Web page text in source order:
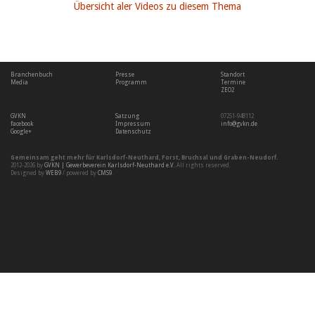
Übersicht aler Videos zu diesem Thema
Branchenbuch
Media
Presse
Programm
Standort
Termine
ZEO2
GVKN
facebook
Google+
Satzung
Impressum
Datenschutz
07251-948112
info@gvkn.de
Gemeinsam geht mehr für Karlsdorf-Neuthard , Forst, Bruchsal und Graben-Neudorf.
2012-2026 by GVKN | Gewerbeverein Karlsdorf-Neuthard e.V. All rights reserved.
Designed by WEB9 / powered by CMS9